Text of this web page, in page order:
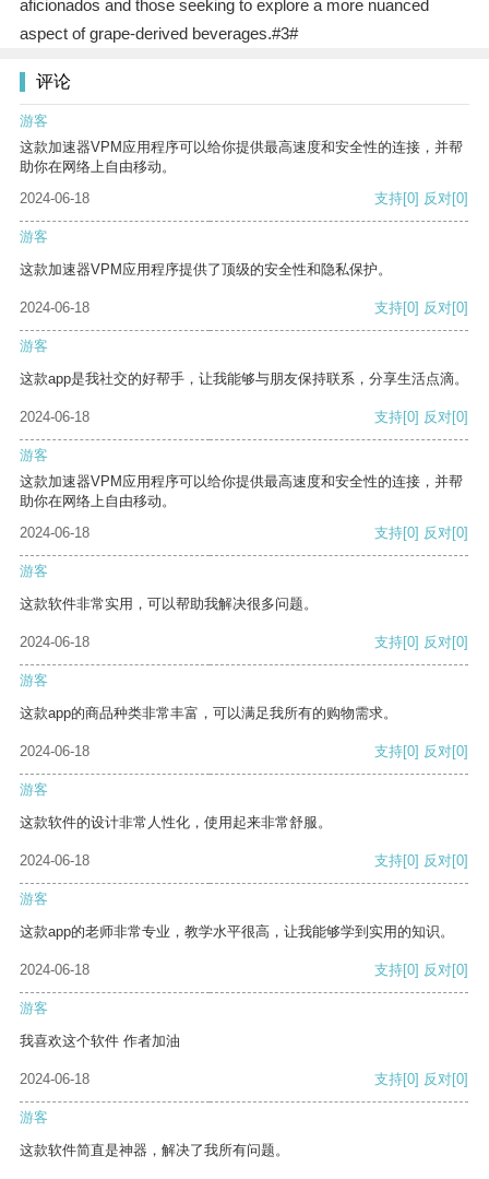
aficionados and those seeking to explore a more nuanced
aspect of grape-derived beverages.#3#
评论
游客
这款加速器VPM应用程序可以给你提供最高速度和安全性的连接，并帮
助你在网络上自由移动。
2024-06-18
支持[0] 反对[0]
游客
这款加速器VPM应用程序提供了顶级的安全性和隐私保护。
2024-06-18 支持[0] 反对[0]
游客
这款app是我社交的好帮手，让我能够与朋友保持联系，分享生活点滴。
2024-06-18 支持[0] 反对[0]
游客
这款加速器VPM应用程序可以给你提供最高速度和安全性的连接，并帮
助你在网络上自由移动。
2024-06-18
支持[0] 反对[0]
游客
这款软件非常实用，可以帮助我解决很多问题。
2024-06-18 支持[0] 反对[0]
游客
这款app的商品种类非常丰富，可以满足我所有的购物需求。
2024-06-18 支持[0] 反对[0]
游客
这款软件的设计非常人性化，使用起来非常舒服。
2024-06-18 支持[0] 反对[0]
游客
这款app的老师非常专业，教学水平很高，让我能够学到实用的知识。
2024-06-18 支持[0] 反对[0]
游客
我喜欢这个软件 作者加油
2024-06-18 支持[0] 反对[0]
游客
这款软件简直是神器，解决了我所有问题。